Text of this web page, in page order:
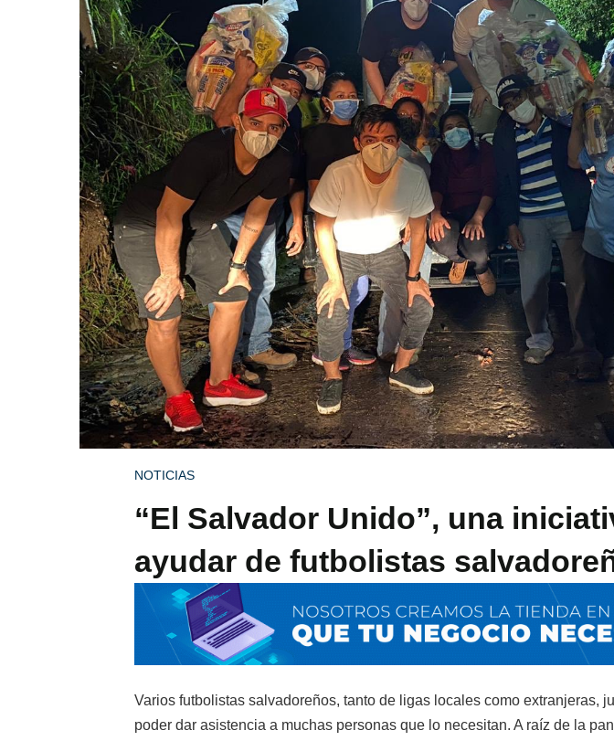
NOTICIAS
“El Salvador Unido”, una
ayudar de futbolistas
Varios futbolistas salvadoreños, tanto de ligas locales como extranjeras,
poder dar asistencia a muchas personas que lo necesitan. A raíz de la